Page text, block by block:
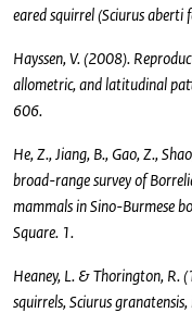
eared squirrel (Sciurus
Hayssen, V. (2008).
allometric, and latitudinal
606.
He, Z., Jiang, B., Gao, Z.,
broad-range survey of
mammals in Sino-Burmese
Square. 1.
Heaney, L. & Thorington, R.
squirrels, Sciurus